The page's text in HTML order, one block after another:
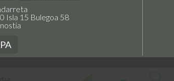
Isla 15 Bulegoa 58